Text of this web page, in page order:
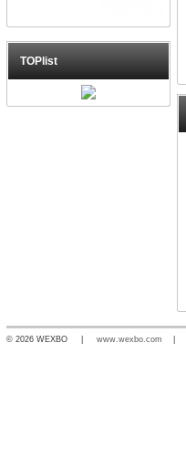
TOPlist
© 2026 WEXBO | www.wexbo.com